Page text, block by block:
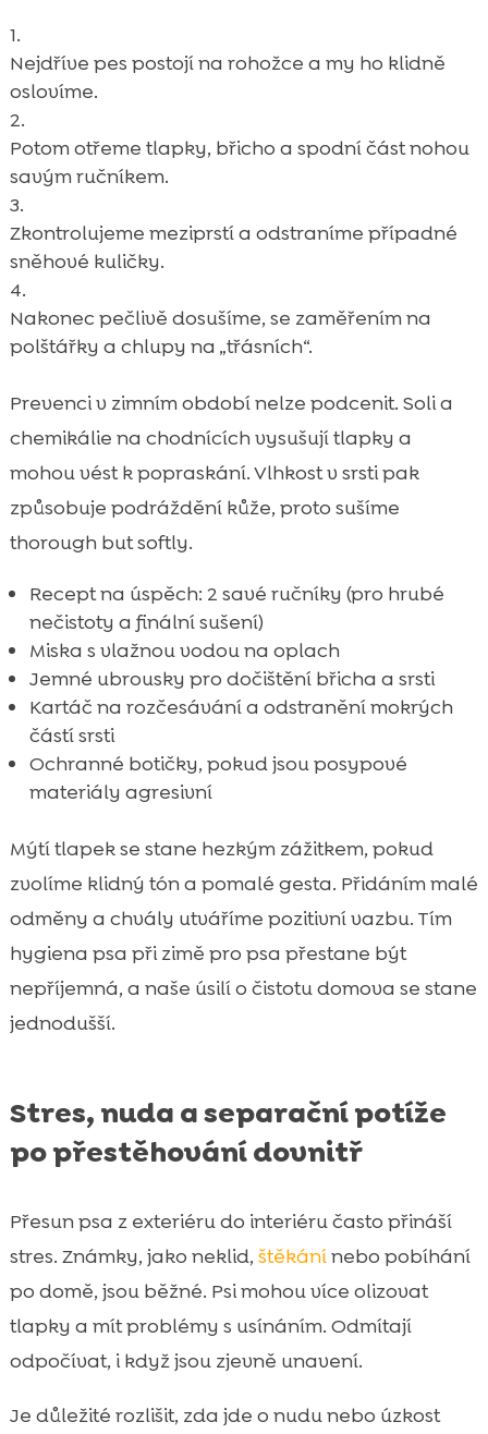
Nejdříve pes postojí na rohožce a my ho klidně
oslovíme.
Potom otřeme tlapky, břicho a spodní část nohou
savým ručníkem.
Zkontrolujeme meziprstí a odstraníme případné
sněhové kuličky.
Nakonec pečlivě dosušíme, se zaměřením na
polštářky a chlupy na „třásních“.
Prevenci v zimním období nelze podcenit. Soli a
chemikálie na chodnících vysušují tlapky a
mohou vést k popraskání. Vlhkost v srsti pak
způsobuje podráždění kůže, proto sušíme
thorough but softly.
Recept na úspěch: 2 savé ručníky (pro hrubé
nečistoty a finální sušení)
Miska s vlažnou vodou na oplach
Jemné ubrousky pro dočištění břicha a srsti
Kartáč na rozčesávání a odstranění mokrých
částí srsti
Ochranné botičky, pokud jsou posypové
materiály agresivní
Mýtí tlapek se stane hezkým zážitkem, pokud
zvolíme klidný tón a pomalé gesta. Přidáním malé
odměny a chvály utváříme pozitivní vazbu. Tím
hygiena psa při zimě pro psa přestane být
nepříjemná, a naše úsilí o čistotu domova se stane
jednodušší.
Stres, nuda a separační potíže
po přestěhování dovnitř
Přesun psa z exteriéru do interiéru často přináší
stres. Známky, jako neklid, štěkánínebo pobíhání
po domě, jsou běžné. Psi mohou více olizovat
tlapky a mít problémy s usínáním. Odmítají
odpočívat, i když jsou zjevně unavení.
Je důležité rozlišit, zda jde o nudu nebo úzkost